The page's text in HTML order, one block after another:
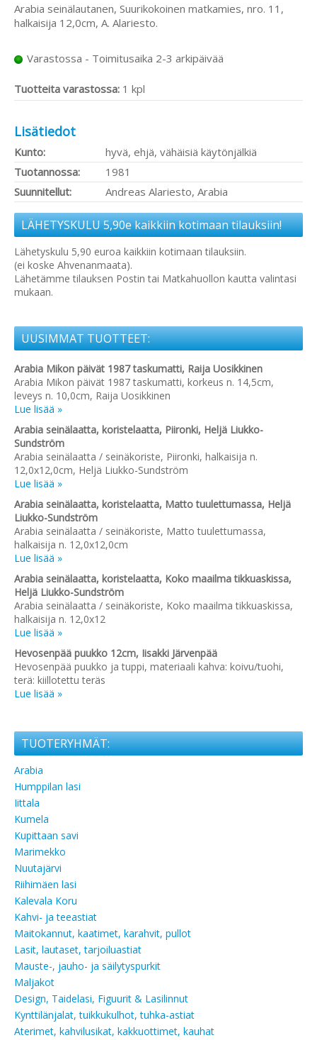
Arabia seinälautanen, Suurikokoinen matkamies, nro. 11,
halkaisija 12,0cm, A. Alariesto.
Varastossa - Toimitusaika 2-3 arkipäivää
Tuotteita varastossa: 1 kpl
Lisätiedot
Kunto:
hyvä, ehjä, vähäisiä käytönjälkiä
Tuotannossa:
1981
Suunnitellut:
Andreas Alariesto, Arabia
LÄHETYSKULU 5,90e kaikkiin kotimaan tilauksiin!
Lähetyskulu 5,90 euroa kaikkiin kotimaan tilauksiin.
(ei koske Ahvenanmaata).
Lähetämme tilauksen Postin tai Matkahuollon kautta valintasi
mukaan.
UUSIMMAT TUOTTEET:
Arabia Mikon päivät 1987 taskumatti, Raija Uosikkinen
Arabia Mikon päivät 1987 taskumatti, korkeus n. 14,5cm,
leveys n. 10,0cm, Raija Uosikkinen
Lue lisää »
Arabia seinälaatta, koristelaatta, Piironki, Heljä Liukko-
Sundström
Arabia seinälaatta / seinäkoriste, Piironki, halkaisija n.
12,0x12,0cm, Heljä Liukko-Sundström
Lue lisää »
Arabia seinälaatta, koristelaatta, Matto tuulettumassa, Heljä
Liukko-Sundström
Arabia seinälaatta / seinäkoriste, Matto tuulettumassa,
halkaisija n. 12,0x12,0cm
Lue lisää »
Arabia seinälaatta, koristelaatta, Koko maailma tikkuaskissa,
Heljä Liukko-Sundström
Arabia seinälaatta / seinäkoriste, Koko maailma tikkuaskissa,
halkaisija n. 12,0x12
Lue lisää »
Hevosenpää puukko 12cm, Iisakki Järvenpää
Hevosenpää puukko ja tuppi, materiaali kahva: koivu/tuohi,
terä: kiillotettu teräs
Lue lisää »
TUOTERYHMÄT:
Arabia
Humppilan lasi
Iittala
Kumela
Kupittaan savi
Marimekko
Nuutajärvi
Riihimäen lasi
Kalevala Koru
Kahvi- ja teeastiat
Maitokannut, kaatimet, karahvit, pullot
Lasit, lautaset, tarjoiluastiat
Mauste-, jauho- ja säilytyspurkit
Maljakot
Design, Taidelasi, Figuurit & Lasilinnut
Kynttilänjalat, tuikkukulhot, tuhka-astiat
Aterimet, kahvilusikat, kakkuottimet, kauhat